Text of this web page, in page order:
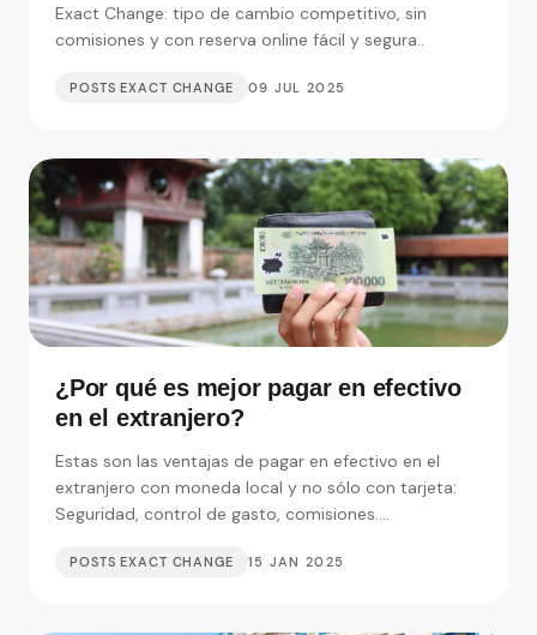
Exact Change: tipo de cambio competitivo, sin
comisiones y con reserva online fácil y segura..
POSTS EXACT CHANGE 09 JUL 2025
¿Por qué es mejor pagar en efectivo
en el extranjero?
Estas son las ventajas de pagar en efectivo en el
extranjero con moneda local y no sólo con tarjeta:
Seguridad, control de gasto, comisiones....
POSTS EXACT CHANGE 15 JAN 2025